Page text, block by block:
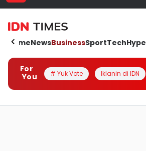
HomeNewsBusinessSportTechHype
For
You
# Yuk Vote Iklanin di IDN